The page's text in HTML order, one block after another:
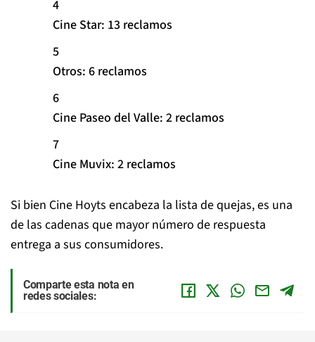
Cine Star: 13 reclamos
Otros: 6 reclamos
Cine Paseo del Valle: 2 reclamos
Cine Muvix: 2 reclamos
Si bien Cine Hoyts encabeza la lista de quejas, es una
de las cadenas que mayor número de respuesta
entrega a sus consumidores.
Comparte esta nota en
redes sociales: